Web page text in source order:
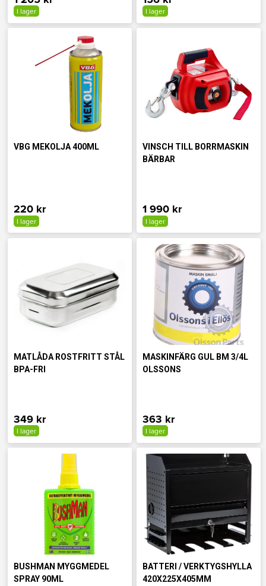
I lager I lager
VBG MEKOLJA 400ML
220 kr
I lager
VINSCH TILL BORRMASKIN
BÄRBAR
1 990 kr
I lager
MATLÅDA ROSTFRITT STÅL
BPA-FRI
349 kr
I lager
MASKINFÄRG GUL BM 3/4L
OLSSONS
363 kr
I lager
BUSHMAN MYGGMEDEL
SPRAY 90ML
BATTERI / VERKTYGSHYLLA
420X225X405MM